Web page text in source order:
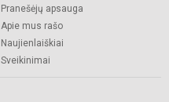
Pranešėjų apsauga
Apie mus rašo
Naujienlaiškiai
Sveikinimai